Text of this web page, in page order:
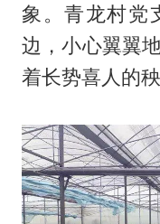
象。青龙村党
边，小心翼翼
着长势喜人的秧